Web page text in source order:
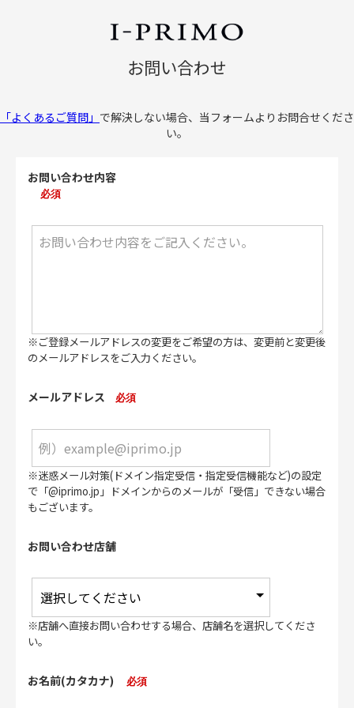
お問い合わせ
「よくあるご質問」 で解決しない場合、当フォームよりお問合せくださ
い。
お問い合わせ内容
必須
※ご登録メールアドレスの変更をご希望の方は、変更前と変更後
のメールアドレスをご入力ください。
メールアドレス 必須
※迷惑メール対策(ドメイン指定受信・指定受信機能など)の設定
で「@iprimo.jp」ドメインからのメールが「受信」できない場合
もございます。
お問い合わせ店舗
※店舗へ直接お問い合わせする場合、店舗名を選択してくださ
い。
お名前(カタカナ) 必須